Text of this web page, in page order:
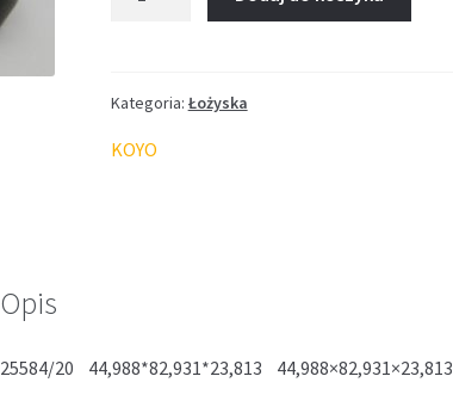
Kategoria: Łożyska
KOYO
Opis
25584/20 44,988*82,931*23,813 44,988×82,931×23,813